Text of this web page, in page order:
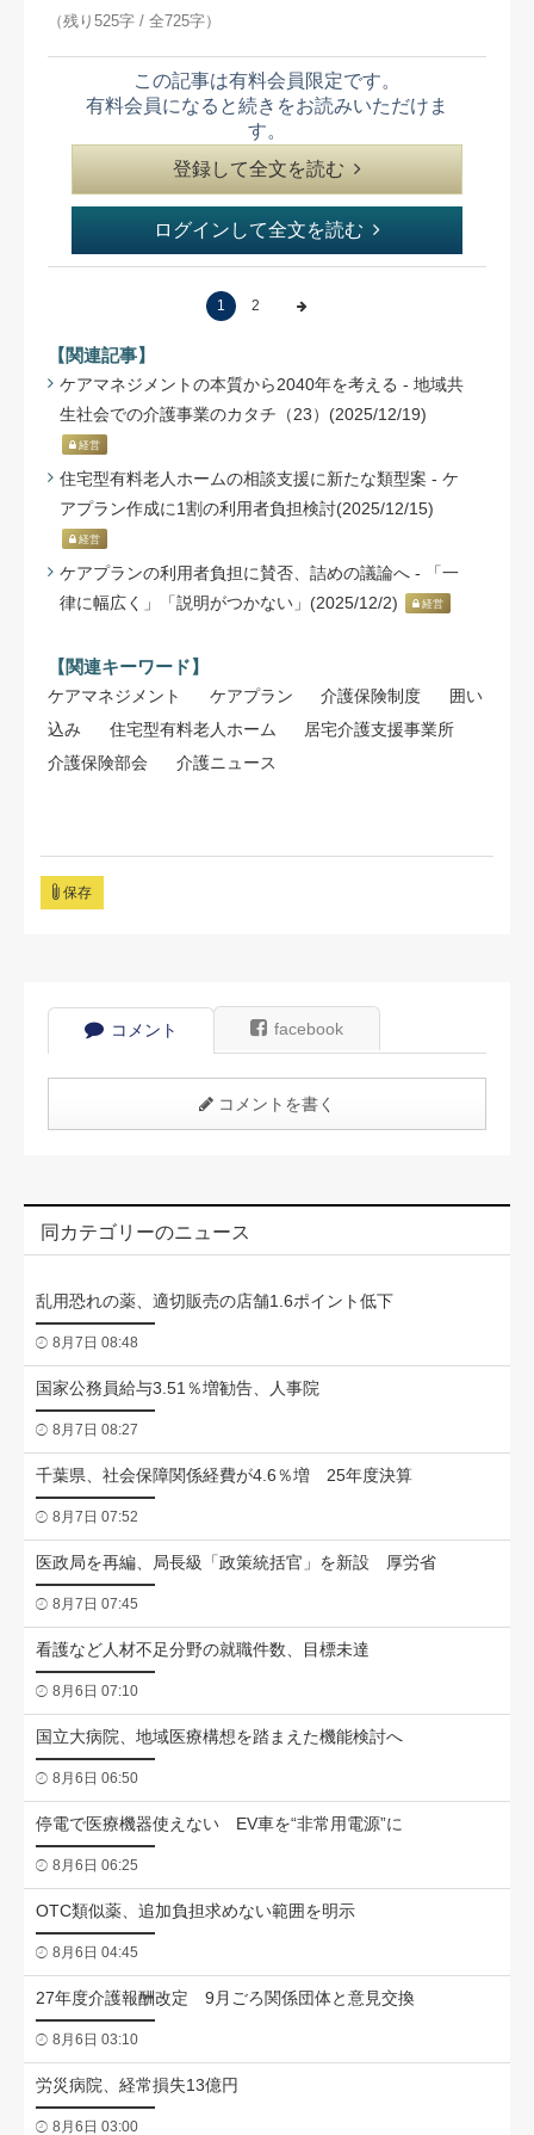
（残り525字 / 全725字）
この記事は有料会員限定です。
有料会員になると続きをお読みいただけま
す。
登録して全文を読む
ログインして全文を読む
1 2
【関連記事】
ケアマネジメントの本質から2040年を考える - 地域共
生社会での介護事業のカタチ（23）(2025/12/19)
経営
住宅型有料老人ホームの相談支援に新たな類型案 - ケ
アプラン作成に1割の利用者負担検討(2025/12/15)
経営
ケアプランの利用者負担に賛否、詰めの議論へ - 「一
律に幅広く」「説明がつかない」(2025/12/2)
経営
【関連キーワード】
ケアマネジメント ケアプラン 介護保険制度
囲い
込み
住宅型有料老人ホーム
居宅介護⽀援事業所
介護保険部会
介護ニュース
保存
コメント facebook
コメントを書く
同カテゴリーのニュース
乱用恐れの薬、適切販売の店舗1.6ポイント低下
8月7日 08:48
国家公務員給与3.51％増勧告、人事院
8月7日 08:27
千葉県、社会保障関係経費が4.6％増 25年度決算
8月7日 07:52
医政局を再編、局長級「政策統括官」を新設 厚労省
8月7日 07:45
看護など人材不足分野の就職件数、目標未達
8月6日 07:10
国立大病院、地域医療構想を踏まえた機能検討へ
8月6日 06:50
停電で医療機器使えない EV車を“非常用電源”に
8月6日 06:25
OTC類似薬、追加負担求めない範囲を明示
8月6日 04:45
27年度介護報酬改定 9月ごろ関係団体と意見交換
8月6日 03:10
労災病院、経常損失13億円
8月6日 03:00